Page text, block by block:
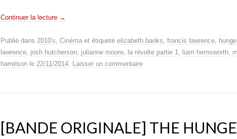
Continuer la lecture →
Publié dans 2010's Cinéma et étiqueté elizabeth banks francis lawrence
lawrence josh hutcherson julianne moore la révolte partie 1 liam hemsworth
harrelson le 22/11/2014 Laisser un commentaire
[BANDE ORIGINALE] THE